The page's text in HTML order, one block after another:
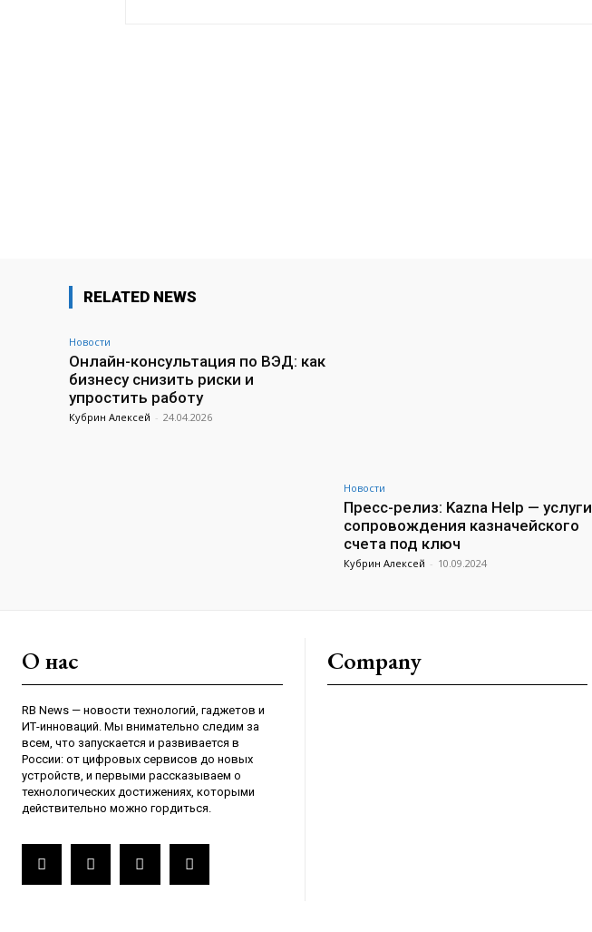
RELATED NEWS
Новости
Онлайн-консультация по ВЭД: как
бизнесу снизить риски и
упростить работу
Кубрин Алексей - 24.04.2026
Новости
Пресс-релиз: Kazna Help — услуги
сопровождения казначейского
счета под ключ
Кубрин Алексей - 10.09.2024
О нас
RB News — новости технологий, гаджетов и
ИТ-инноваций. Мы внимательно следим за
всем, что запускается и развивается в
России: от цифровых сервисов до новых
устройств, и первыми рассказываем о
технологических достижениях, которыми
действительно можно гордиться.
Company